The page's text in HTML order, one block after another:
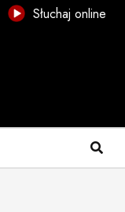
Słuchaj online